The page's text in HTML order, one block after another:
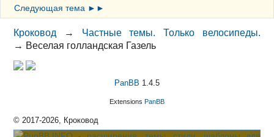
Следующая тема ►►
Кроковод → Частные темы. Только велосипеды.
→ Веселая голландская Газель
PanBB 1.4.5
Extensions PanBB
© 2017-2026, Кроковод